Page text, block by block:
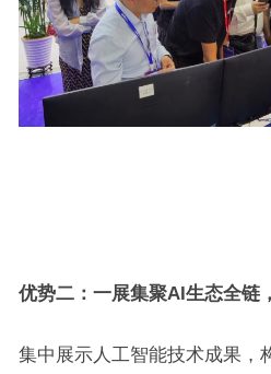
优势二：一展集聚AI生态全链
集中展示人工智能技术成果，